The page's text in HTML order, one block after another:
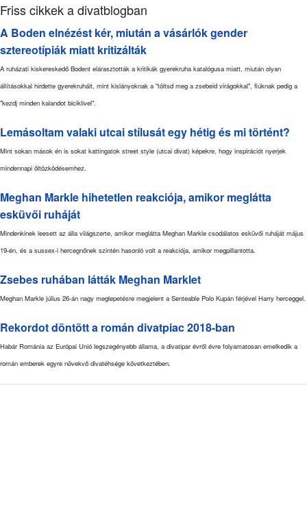
Friss cikkek a divatblogban
A Boden elnézést kér, miután a vásárlók gender
sztereotípiák miatt kritizálták
A ruházati kiskereskedő Bodent elárasztották a kritikák gyerekruha katalógusa miatt, miután olyan
állításokkal hirdette gyerekruháit, mint kislányoknak a "töltsd meg a zsebeid virágokkal", fiúknak pedig a
"kezdj minden kalandot biciklivel".
Lemásoltam valaki utcai stílusát egy hétig és mi történt?
Mint sokan mások én is sokat kattingatok street style (utcai divat) képekre, hogy inspirációt nyerjek
mindennapi öltözködésemhez.
Meghan Markle hihetetlen reakciója, amikor meglátta
esküvői ruháját
Mindenkinek leesett az álla világszerte, amikor meglátta Meghan Markle csodálatos esküvői ruháját május
19-én, és a sussex-i hercegnőnek szintén hasonló volt a reakciója, amikor megpillantotta.
Zsebes ruhában látták Meghan Marklet
Meghan Markle július 26-án nagy meglepetésre megjelent a Senteable Polo Kupán férjével Harry herceggel.
Rekordot döntött a román divatpiac 2018-ban
Habár Románia az Európai Unió legszegényebb állama, a divatipar évről évre folyamatosan emelkedik a
román emberek egyre növekvő divatéhsége következtében.